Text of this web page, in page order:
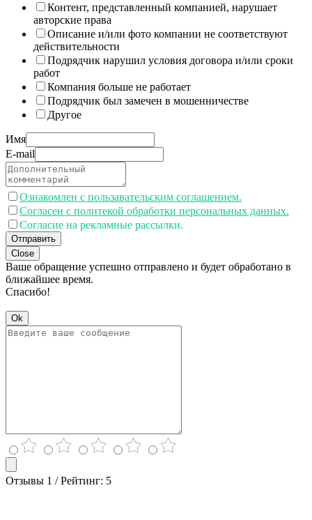
Контент, представленный компанией, нарушает
авторские права
Описание и/или фото компании не соответствуют
действительности
Подрядчик нарушил условия договора и/или сроки
работ
Компания больше не работает
Подрядчик был замечен в мошенничестве
Другое
Имя
E-mail
Ознакомлен с пользавательским соглашением.
Согласен с политекой обработки персональных данных.
Согласие на рекламные рассылки.
Отправить
Close
Ваше обращение успешно отправлено и будет обработано в
ближайшее время.
Спасибо!
Ok
Отзывы 1 / Рейтинг: 5